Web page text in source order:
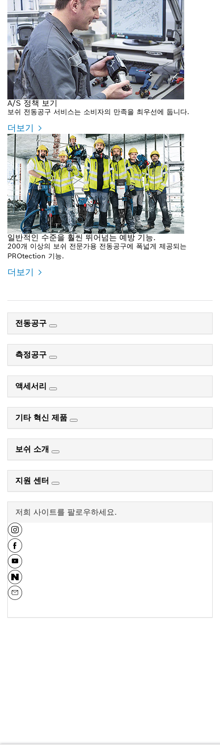
A/S 정책 보기
보쉬 전동공구 서비스는 소비자의 만족을 최우선에 둡니다.
더보기
일반적인 수준을 훨씬 뛰어넘는 예방 기능.
200개 이상의 보쉬 전문가용 전동공구에 폭넓게 제공되는
PROtection 기능.
더보기
전동공구
측정공구
액세서리
기타 혁신 제품
보쉬 소개
지원 센터
저희 사이트를 팔로우하세요.